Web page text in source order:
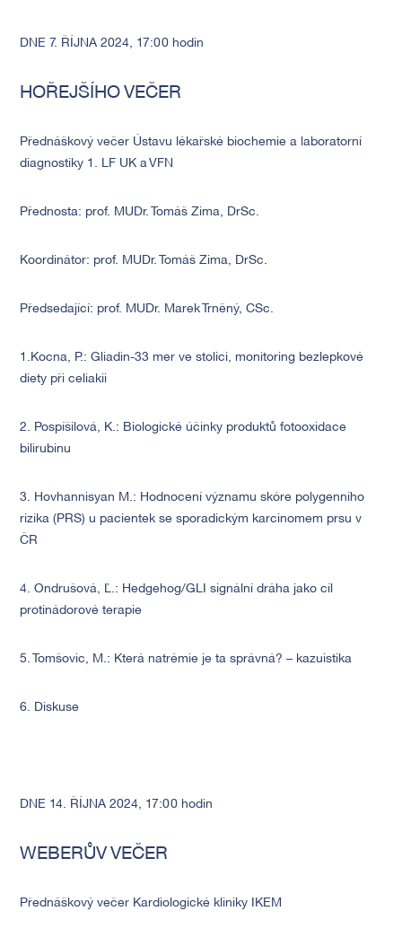
DNE 7. ŘÍJNA 2024, 17:00 hodin
HOŘEJŠÍHO VEČER
Přednáškový večer Ústavu lékařské biochemie a laboratorní
diagnostiky 1. LF UK a VFN
Přednosta: prof. MUDr. Tomáš Zima, DrSc.
Koordinátor: prof. MUDr. Tomáš Zima, DrSc.
Předsedající: prof. MUDr. Marek Trněný, CSc.
1.Kocna, P.: Gliadin-33 mer ve stolici, monitoring bezlepkové
diety při celiakii
2. Pospíšilová, K.: Biologické účinky produktů fotooxidace
bilirubinu
3. Hovhannisyan M.: Hodnocení významu skóre polygenního
rizika (PRS) u pacientek se sporadickým karcinomem prsu v
ČR
4. Ondrušová, Ľ.: Hedgehog/GLI signální dráha jako cíl
protinádorové terapie
5. Tomšovic, M.: Která natrémie je ta správná? – kazuistika
6. Diskuse
DNE 14. ŘÍJNA 2024, 17:00 hodin
WEBERŮV VEČER
Přednáškový večer Kardiologické kliniky IKEM